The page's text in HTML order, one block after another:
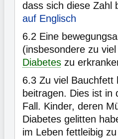
dass sich diese Zahl
auf Englisch
6.2 Eine
(insbesondere zu
Diabetes zu
6.3 Zu viel Bauchfett
beitragen. Dies ist in
Fall. Kinder, deren
Diabetes gelitten
im Leben fettleibig